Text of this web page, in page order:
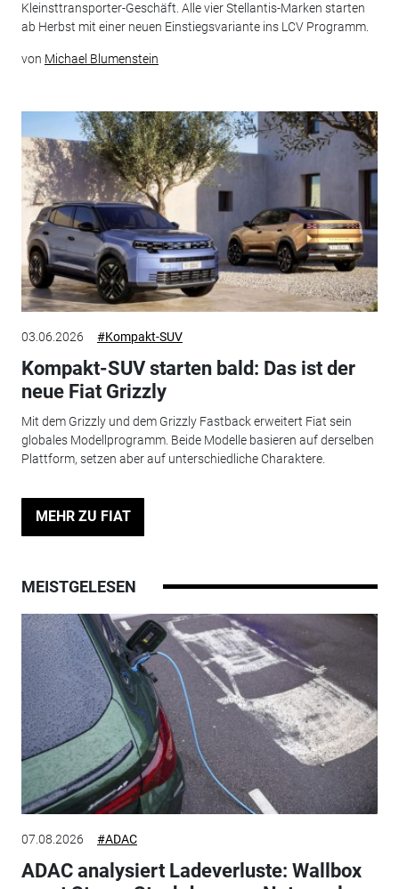
Kleinsttransporter-Geschäft. Alle vier Stellantis-Marken starten
ab Herbst mit einer neuen Einstiegsvariante ins LCV Programm.
von Michael Blumenstein
03.06.2026 #Kompakt-SUV
Kompakt-SUV starten bald: Das ist der
neue Fiat Grizzly
Mit dem Grizzly und dem Grizzly Fastback erweitert Fiat sein
globales Modellprogramm. Beide Modelle basieren auf derselben
Plattform, setzen aber auf unterschiedliche Charaktere.
MEHR ZU FIAT
MEISTGELESEN
07.08.2026 #ADAC
ADAC analysiert Ladeverluste: Wallbox